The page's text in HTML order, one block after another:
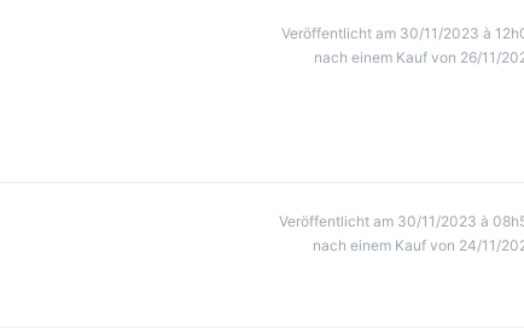
Veröffentlicht am 30/11/2023 à
nach einem Kauf von 26/11/
Veröffentlicht am 30/11/2023 à
nach einem Kauf von 24/11/